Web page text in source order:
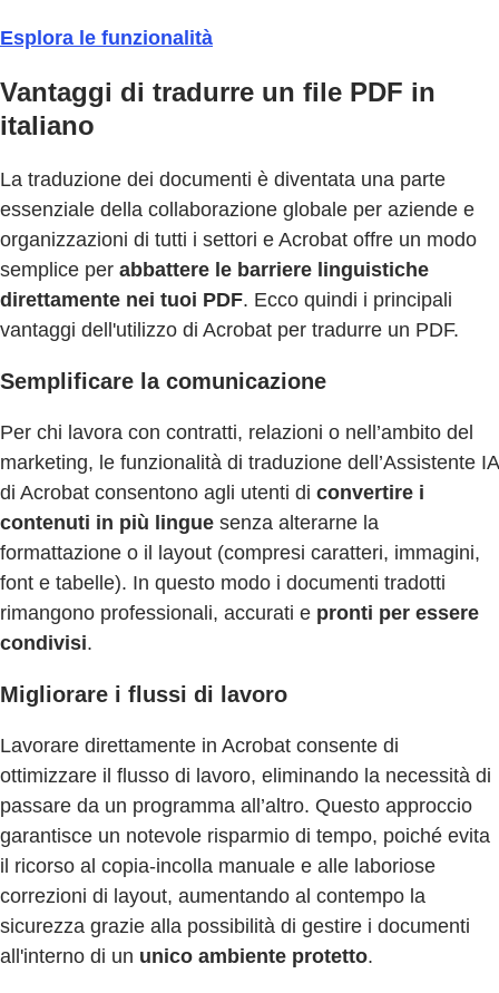
Esplora le funzionalità
Vantaggi di tradurre un file PDF in
italiano
La traduzione dei documenti è diventata una parte
essenziale della collaborazione globale per aziende e
organizzazioni di tutti i settori e Acrobat offre un modo
semplice per abbattere le barriere linguistiche
direttamente nei tuoi PDF. Ecco quindi i principali
vantaggi dell'utilizzo di Acrobat per tradurre un PDF.
Semplificare la comunicazione
Per chi lavora con contratti, relazioni o nell’ambito del
marketing, le funzionalità di traduzione dell’Assistente IA
di Acrobat consentono agli utenti di convertire i
contenuti in più lingue senza alterarne la
formattazione o il layout (compresi caratteri, immagini,
font e tabelle). In questo modo i documenti tradotti
rimangono professionali, accurati e pronti per essere
condivisi.
Migliorare i flussi di lavoro
Lavorare direttamente in Acrobat consente di
ottimizzare il flusso di lavoro, eliminando la necessità di
passare da un programma all’altro. Questo approccio
garantisce un notevole risparmio di tempo, poiché evita
il ricorso al copia-incolla manuale e alle laboriose
correzioni di layout, aumentando al contempo la
sicurezza grazie alla possibilità di gestire i documenti
all'interno di un unico ambiente protetto.